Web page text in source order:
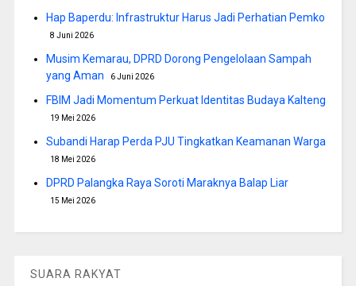
Hap Baperdu: Infrastruktur Harus Jadi Perhatian Pemko
8 Juni 2026
Musim Kemarau, DPRD Dorong Pengelolaan Sampah
yang Aman
6 Juni 2026
FBIM Jadi Momentum Perkuat Identitas Budaya Kalteng
19 Mei 2026
Subandi Harap Perda PJU Tingkatkan Keamanan Warga
18 Mei 2026
DPRD Palangka Raya Soroti Maraknya Balap Liar
15 Mei 2026
SUARA RAKYAT